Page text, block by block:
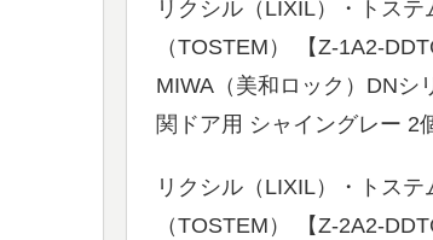
リクシル（LIXIL）・トステ
（TOSTEM） 【Z-1A2-
MIWA（美和ロック）DNシ
関ドア用 シャイングレー 2
リクシル（LIXIL）・トステ
（TOSTEM） 【Z-2A2-